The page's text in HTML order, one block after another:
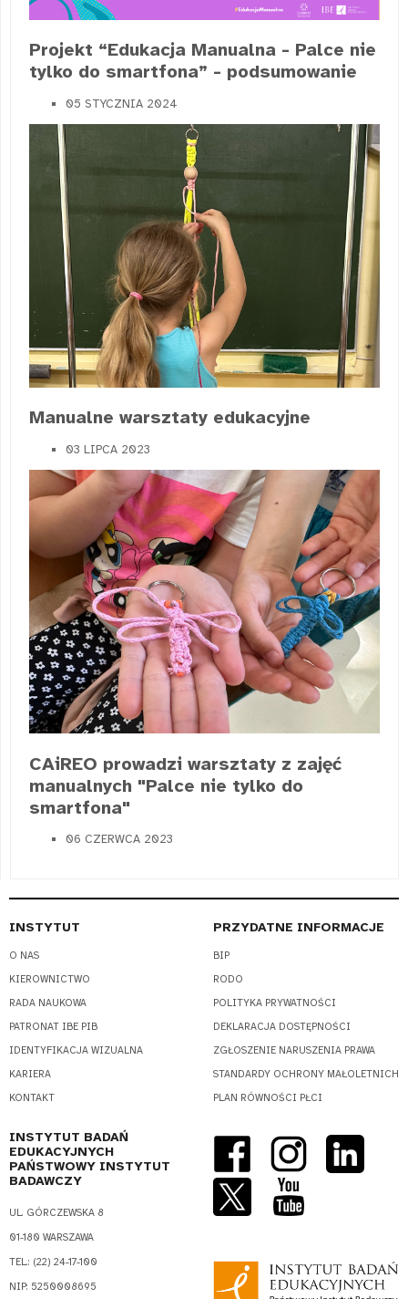
Projekt “Edukacja Manualna - Palce nie
tylko do smartfona” - podsumowanie
05 STYCZNIA 2024
Manualne warsztaty edukacyjne
03 LIPCA 2023
CAiREO prowadzi warsztaty z zajęć
manualnych "Palce nie tylko do
smartfona"
06 CZERWCA 2023
INSTYTUT
O NAS
KIEROWNICTWO
RADA NAUKOWA
PATRONAT IBE PIB
IDENTYFIKACJA WIZUALNA
KARIERA
KONTAKT
PRZYDATNE INFORMACJE
BIP
RODO
POLITYKA PRYWATNOŚCI
DEKLARACJA DOSTĘPNOŚCI
ZGŁOSZENIE NARUSZENIA PRAWA
STANDARDY OCHRONY MAŁOLETNICH
PLAN RÓWNOŚCI PŁCI
INSTYTUT BADAŃ
EDUKACYJNYCH
PAŃSTWOWY INSTYTUT
BADAWCZY
UL. GÓRCZEWSKA 8
01-180 WARSZAWA
TEL.: (22) 24-17-100
NIP: 5250008695